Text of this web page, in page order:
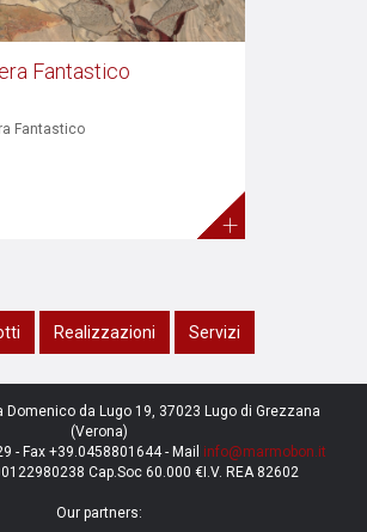
Fantastico
Fantastico
+
Realizzazioni Servizi
Domenico da Lugo 19, 37023 Lugo di Grezzana
(Verona)
- Fax +39.0458801644 - Mail info@marmobon.it
Cap.Soc 60.000 €I.V. REA 82602
Our partners: